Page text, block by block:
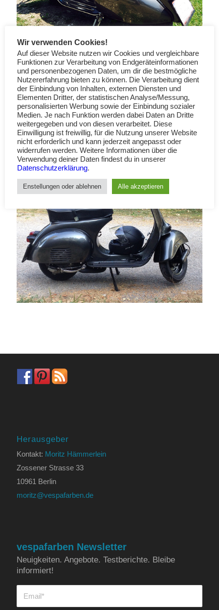
Weiterlesen
Vespa 125 VNB2: Grigio
Silverstone Metallic Ferrari
FOTOS LACKIERTER VESPAS MIT FARBCODES
Herausgeber
Kontakt: Moritz Hämmerlein
Zossener Strasse 33
10961 Berlin
moritz@vespafarben.de
vespafarben Newsletter
Neuigkeiten. Angebote. Testberichte. Bleibe
informiert!
Wir verwenden Cookies!
Auf dieser Website nutzen wir Cookies und vergleichbare
Funktionen zur Verarbeitung von Endgeräteinformationen
und personenbezogenen Daten, um dir die bestmögliche
Nutzererfahrung bieten zu können. Die Verarbeitung dient
der Einbindung von Inhalten, externen Diensten und
Elementen Dritter, der statistischen Analyse/Messung,
personalisierten Werbung sowie der Einbindung sozialer
Medien. Je nach Funktion werden dabei Daten an Dritte
weitergegeben und von diesen verarbeitet. Diese
Einwilligung ist freiwillig, für die Nutzung unserer Website
nicht erforderlich und kann jederzeit angepasst oder
widerrufen werden. Weitere Informationen über die
Verwendung deiner Daten findest du in unserer
Datenschutzerklärung.
Enstellungen oder ablehnen Alle akzeptieren